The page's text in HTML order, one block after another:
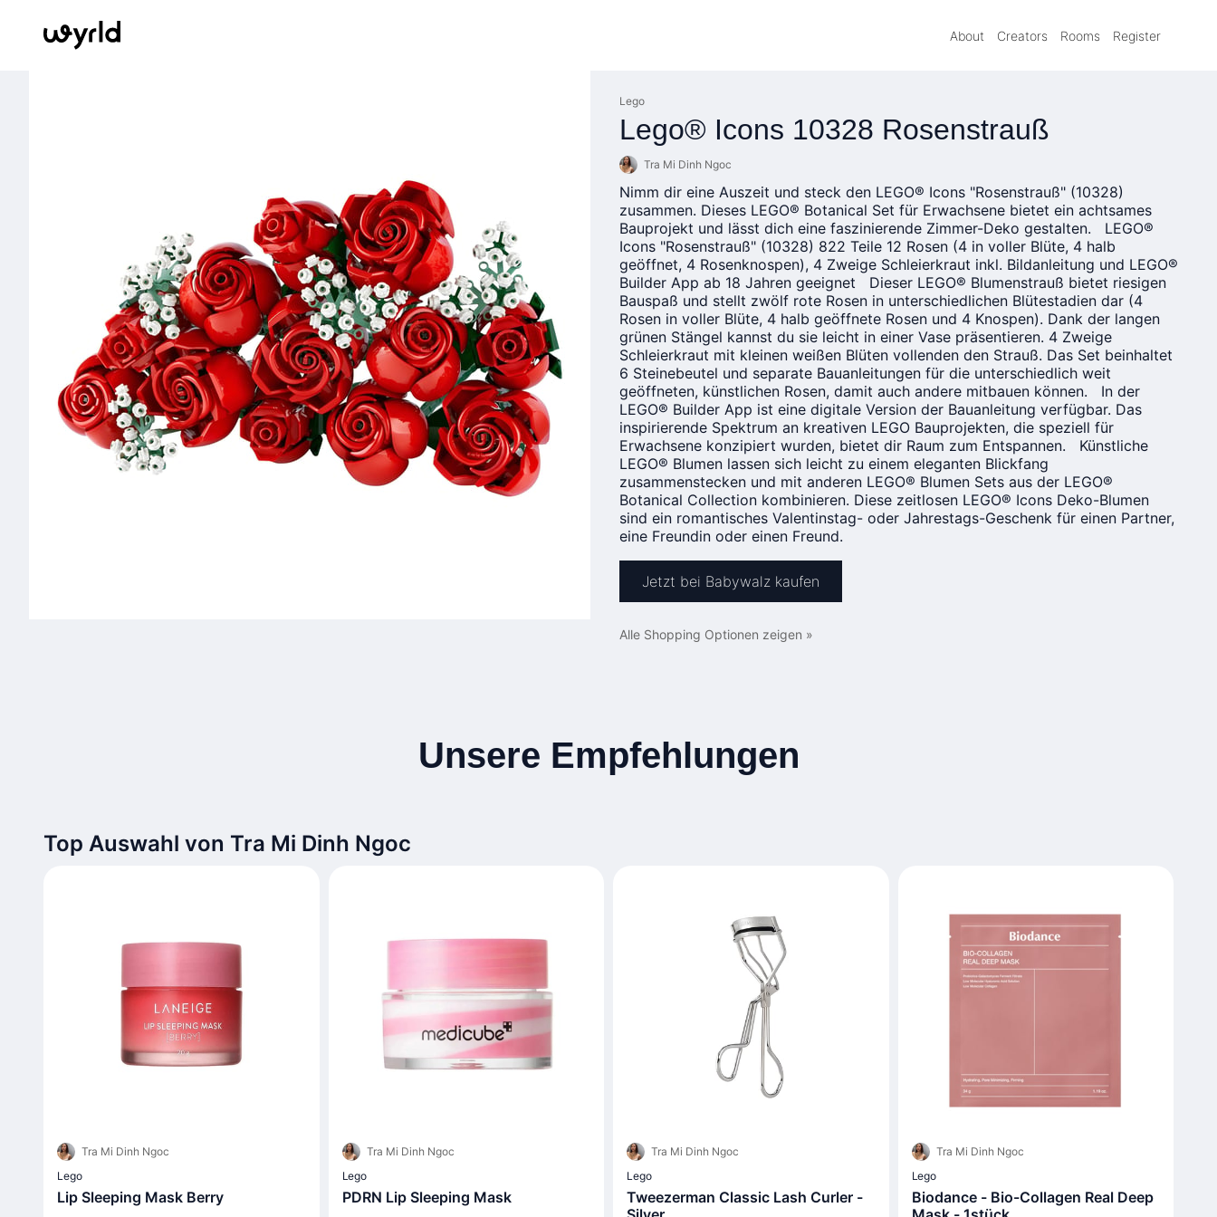
About Creators Rooms Register
Lego
Lego® Icons 10328 Rosenstrauß
Tra Mi Dinh Ngoc
Nimm dir eine Auszeit und steck den LEGO® Icons "Rosenstrauß" (10328)
zusammen. Dieses LEGO® Botanical Set für Erwachsene bietet ein achtsames
Bauprojekt und lässt dich eine faszinierende Zimmer-Deko gestalten. LEGO®
Icons "Rosenstrauß" (10328) 822 Teile 12 Rosen (4 in voller Blüte, 4 halb
geöffnet, 4 Rosenknospen), 4 Zweige Schleierkraut inkl. Bildanleitung und LEGO®
Builder App ab 18 Jahren geeignet Dieser LEGO® Blumenstrauß bietet riesigen
Bauspaß und stellt zwölf rote Rosen in unterschiedlichen Blütestadien dar (4
Rosen in voller Blüte, 4 halb geöffnete Rosen und 4 Knospen). Dank der langen
grünen Stängel kannst du sie leicht in einer Vase präsentieren. 4 Zweige
Schleierkraut mit kleinen weißen Blüten vollenden den Strauß. Das Set beinhaltet
6 Steinebeutel und separate Bauanleitungen für die unterschiedlich weit
geöffneten, künstlichen Rosen, damit auch andere mitbauen können. In der
LEGO® Builder App ist eine digitale Version der Bauanleitung verfügbar. Das
inspirierende Spektrum an kreativen LEGO Bauprojekten, die speziell für
Erwachsene konzipiert wurden, bietet dir Raum zum Entspannen. Künstliche
LEGO® Blumen lassen sich leicht zu einem eleganten Blickfang
zusammenstecken und mit anderen LEGO® Blumen Sets aus der LEGO®
Botanical Collection kombinieren. Diese zeitlosen LEGO® Icons Deko-Blumen
sind ein romantisches Valentinstag- oder Jahrestags-Geschenk für einen Partner,
eine Freundin oder einen Freund.
Jetzt bei Babywalz kaufen
Alle Shopping Optionen zeigen »
Unsere Empfehlungen
Top Auswahl von Tra Mi Dinh Ngoc
Tra Mi Dinh Ngoc
Lego
Lip Sleeping Mask Berry
Tra Mi Dinh Ngoc
Lego
PDRN Lip Sleeping Mask
Tra Mi Dinh Ngoc
Lego
Tweezerman Classic Lash Curler -
Tra Mi Dinh Ngoc
Lego
Biodance - Bio-Collagen Real Deep